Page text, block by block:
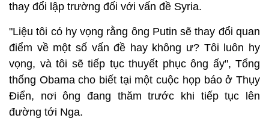
thay đổi lập trường đối với vấn đề Syria.
"Liệu tôi có hy vọng rằng ông Putin sẽ thay đổi quan
điểm về một số vấn đề hay không ư? Tôi luôn hy
vọng, và tôi sẽ tiếp tục thuyết phục ông ấy", Tổng
thống Obama cho biết tại một cuộc họp báo ở Thụy
Điển, nơi ông đang thăm trước khi tiếp tục lên
đường tới Nga.